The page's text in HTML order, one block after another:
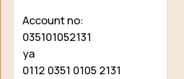
Account no:
035101052131
ya
0112 0351 0105 2131